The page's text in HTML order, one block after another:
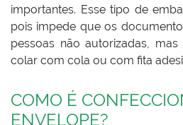
importantes. Esse tipo de
pois impede que os
pessoas não autorizadas,
colar com cola ou com fita
COMO É
ENVELOPE?